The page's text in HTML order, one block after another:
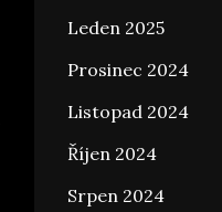
Leden 2025
Prosinec 2024
Listopad 2024
Říjen 2024
Srpen 2024